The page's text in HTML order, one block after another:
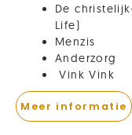
De
Life)
Menzis
Anderzorg
Vink Vink
Meer informatie